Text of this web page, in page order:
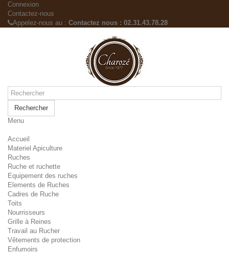
Connexion
Contactez-nous
Appelez-nous au : Contactez nous : 02.31.43.78.28
Rechercher
Menu
Accueil
Materiel Apiculture
Ruches
Ruche et ruchette
Equipement des ruches
Elements de Ruches
Cadres de Ruche
Toits
Nourrisseurs
Grille à Reines
Travail au Rucher
Vêtements de protection
Enfumoirs